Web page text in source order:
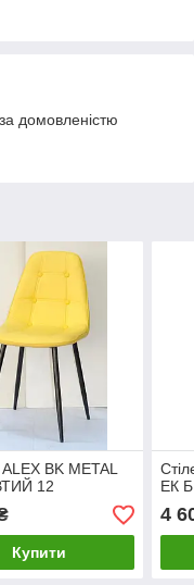
домовленістю
ALEX BK METAL
12
Купити
ЕК
4